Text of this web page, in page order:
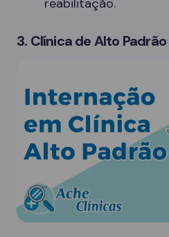
3. Clínica de Alto